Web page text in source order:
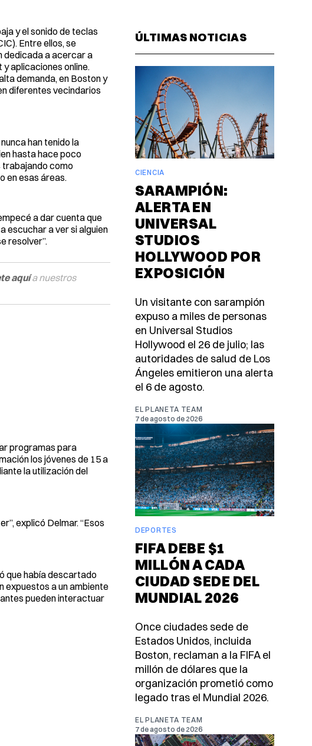
y el sonido de teclas
Entre ellos, se
dedicada a acercar a
aplicaciones online.
demanda, en Boston y
diferentes vecindarios
han tenido la
hasta hace poco
trabajando como
en esas áreas.
a dar cuenta que
escuchar a ver si alguien
resolver”.
aquía nuestros
programas para
los jóvenes de 15 a
la utilización del
explicó Delmar. “Esos
que había descartado
expuestos a un ambiente
pueden interactuar
ÚLTIMAS NOTICIAS
CIENCIA
SARAMPIÓN:
ALERTA EN
UNIVERSAL
STUDIOS
HOLLYWOOD POR
EXPOSICIÓN
Un visitante con sarampión
expuso a miles de personas
en Universal Studios
Hollywood el 26 de julio; las
autoridades de salud de Los
Ángeles emitieron una alerta
el 6 de agosto.
EL PLANETA TEAM
7 de agosto de 2026
DEPORTES
FIFA DEBE $1
MILLÓN A CADA
CIUDAD SEDE DEL
MUNDIAL 2026
Once ciudades sede de
Estados Unidos, incluida
Boston, reclaman a la FIFA el
millón de dólares que la
organización prometió como
legado tras el Mundial 2026.
EL PLANETA TEAM
7 de agosto de 2026